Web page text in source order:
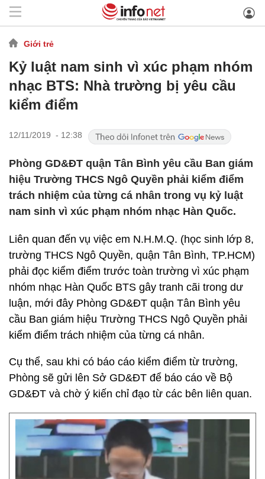
Giới trẻ
Kỷ luật nam sinh vì xúc phạm nhóm
nhạc BTS: Nhà trường bị yêu cầu
kiểm điểm
12/11/2019 - 12:38
Phòng GD&ĐT quận Tân Bình yêu cầu Ban giám
hiệu Trường THCS Ngô Quyền phải kiểm điểm
trách nhiệm của từng cá nhân trong vụ kỷ luật
nam sinh vì xúc phạm nhóm nhạc Hàn Quốc.
Liên quan đến vụ việc em N.H.M.Q. (học sinh lớp 8,
trường THCS Ngô Quyền, quận Tân Bình, TP.HCM)
phải đọc kiểm điểm trước toàn trường vì xúc phạm
nhóm nhạc Hàn Quốc BTS gây tranh cãi trong dư
luận, mới đây Phòng GD&ĐT quận Tân Bình yêu
cầu Ban giám hiệu Trường THCS Ngô Quyền phải
kiểm điểm trách nhiệm của từng cá nhân.
Cụ thể, sau khi có báo cáo kiểm điểm từ trường,
Phòng sẽ gửi lên Sở GD&ĐT để báo cáo về Bộ
GD&ĐT và chờ ý kiến chỉ đạo từ các bên liên quan.